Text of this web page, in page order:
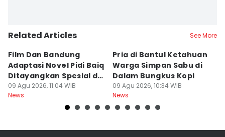
Related Articles See More
Film Dan Bandung
Adaptasi Novel Pidi Baiq
Ditayangkan Spesial di
Jogja
09 Agu 2026, 11:04 WIB
News
Pria di Bantul Ketahuan
Warga Simpan Sabu di
Dalam Bungkus Kopi
09 Agu 2026, 10:34 WIB
News